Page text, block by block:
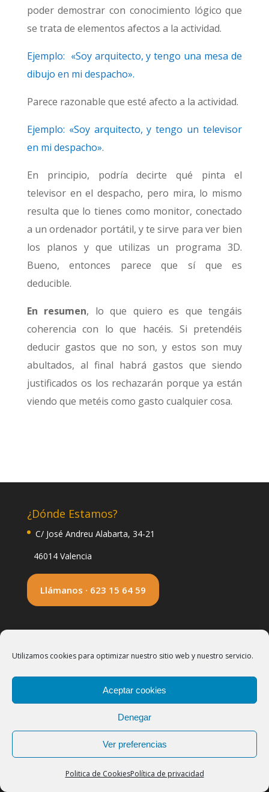
Utilizamos cookies para optimizar nuestro sitio web y nuestro servicio.
Aceptar cookies
Denegar
Ver preferencias
Politica de CookiesPolítica de privacidad
poder demostrar con conocimiento lógico que
se trata de elementos afectos a la actividad.
Ejemplo: «Soy arquitecto, y tengo una mesa de
dibujo en mi despacho».
Parece razonable que esté afecto a la actividad.
Ejemplo: «Soy arquitecto, y tengo un televisor
en mi despacho».
En principio, podría decirte qué pinta el
televisor en el despacho, pero mira, lo mismo
resulta que lo tienes como monitor, conectado
a un ordenador portátil, y te sirve para ver bien
los planos y que utilizas un programa 3D.
Bueno, entonces parece que sí que es
deducible.
En resumen, lo que quiero es que tengáis
coherencia con lo que hacéis. Si pretendéis
deducir gastos que no son, y estos son muy
abultados, al final habrá gastos que siendo
justificados os los rechazarán porque ya están
viendo que metéis como gasto cualquier cosa.
¿Dónde Estamos?
C/ José Andreu Alabarta, 34-21
46014 Valencia
Llámanos · 623 15 64 59
Asesoría Fiscal
Asesoría PYMES
Consulta de servicios online
Pekecars